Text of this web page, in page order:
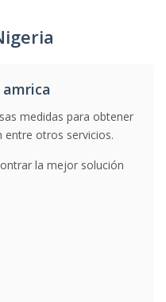
medidas para obtener
entre otros servicios.
la mejor solución